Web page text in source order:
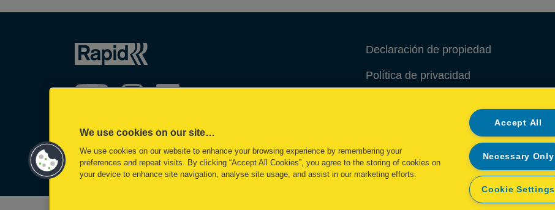
Declaración de propiedad
Política de privacidad
Administrar mis datos
©2026 ACCO Brands
We use cookies on our site…
We use cookies on our website to enhance your browsing experience by remembering your
preferences and repeat visits. By clicking “Accept All Cookies”, you agree to the storing of cookies on
your device to enhance site navigation, analyse site usage, and assist in our marketing efforts.
Accept All
Necessary Only
Cookie Settings